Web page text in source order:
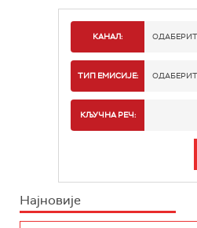
КАНАЛ:
РТС
ТИП ЕМИСИЈЕ:
КЉУЧНА РЕЧ:
Најновије